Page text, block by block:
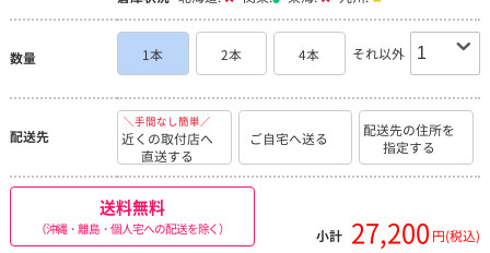
数量 1本 2本 4本 それ以外
配送先
＼手間なし簡単／
近くの取付店へ
直送する
ご自宅へ送る
配送先の住所を
指定する
送料無料
（沖縄・離島・個人宅への配送を除く） 小計 27,200 円(税込)